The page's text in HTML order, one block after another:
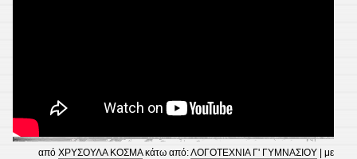
απόΧΡΥΣΟΥΛΑ ΚΟΣΜΑκάτω από:ΛΟΓΟΤΕΧΝΙΑ Γ' ΓΥΜΝΑΣΙΟΥ | με